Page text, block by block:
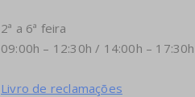
2ª a 6ª feira
09:00h – 12:30h / 14:00h – 17:30h
Livro de reclamações